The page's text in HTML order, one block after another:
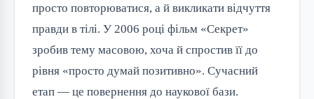
просто повторюватися, а й викликати відчуття
правди в тілі. У 2006 році фільм «Секрет»
зробив тему масовою, хоча й спростив її до
рівня «просто думай позитивно». Сучасний
етап — це повернення до наукової бази.